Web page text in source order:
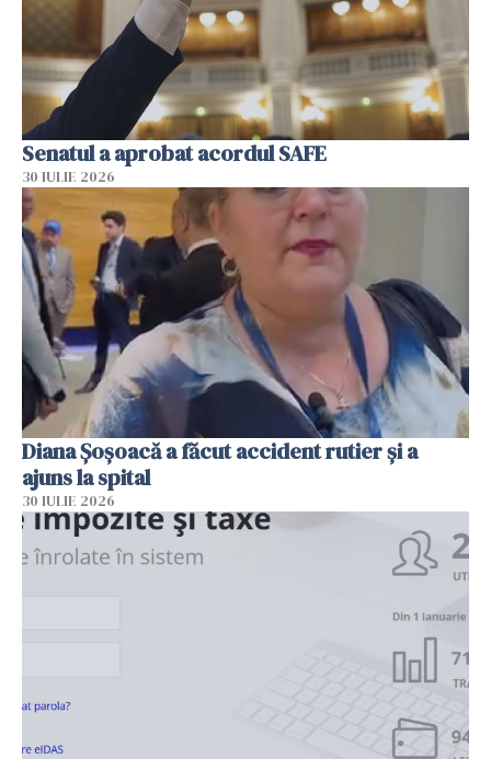
Senatul a aprobat acordul SAFE
30 IULIE 2026
Diana Șoșoacă a făcut accident rutier și a
ajuns la spital
30 IULIE 2026